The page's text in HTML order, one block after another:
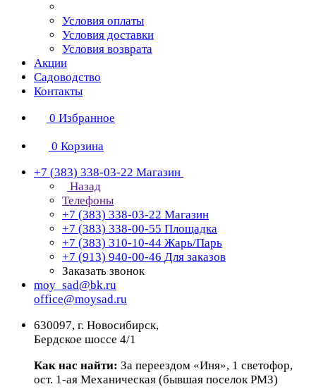
Условия оплаты
Условия доставки
Условия возврата
Акции
Садоводство
Контакты
0 Избранное
0 Корзина
+7 (383) 338-03-22 Магазин
Назад
Телефоны
+7 (383) 338-03-22 Магазин
+7 (383) 338-00-55 Площадка
+7 (383) 310-10-44 Жарь/Парь
+7 (913) 940-00-46 Для заказов
Заказать звонок
moy_sad@bk.ru
office@moysad.ru
630097, г. Новосибирск,
Бердское шоссе 4/1
Как нас найти: За переездом «Иня», 1 светофор,
ост. 1-ая Механическая (бывшая поселок РМЗ)